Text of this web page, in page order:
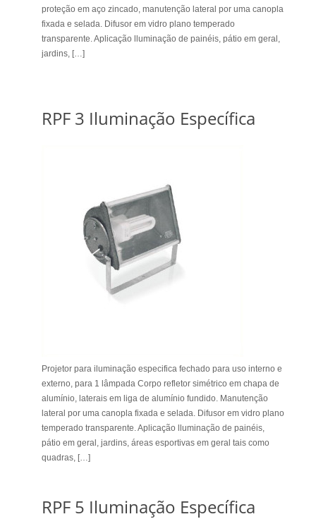
proteção em aço zincado, manutenção lateral por uma canopla
fixada e selada. Difusor em vidro plano temperado
transparente. Aplicação lluminação de painéis, pátio em geral,
jardins, […]
RPF 3 Iluminação Específica
Projetor para iluminação especifica fechado para uso interno e
externo, para 1 lâmpada Corpo refletor simétrico em chapa de
alumínio, laterais em liga de alumínio fundido. Manutenção
lateral por uma canopla fixada e selada. Difusor em vidro plano
temperado transparente. Aplicação lluminação de painéis,
pátio em geral, jardins, áreas esportivas em geral tais como
quadras, […]
RPF 5 Iluminação Específica